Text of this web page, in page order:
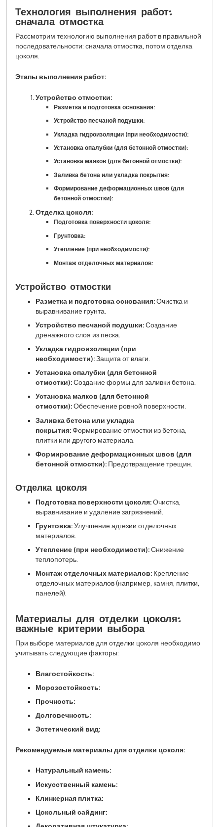
Технология выполнения работ:
сначала отмостка
Рассмотрим технологию выполнения работ в правильной
последовательности: сначала отмостка, потом отделка
цоколя.
Этапы выполнения работ:
Устройство отмостки:
Разметка и подготовка основания:
Устройство песчаной подушки:
Укладка гидроизоляции (при необходимости):
Установка опалубки (для бетонной отмостки):
Установка маяков (для бетонной отмостки):
Заливка бетона или укладка покрытия:
Формирование деформационных швов (для
бетонной отмостки):
Отделка цоколя:
Подготовка поверхности цоколя:
Грунтовка:
Утепление (при необходимости):
Монтаж отделочных материалов:
Устройство отмостки
Разметка и подготовка основания:Очистка и
выравнивание грунта.
Устройство песчаной подушки:Создание
дренажного слоя из песка.
Укладка гидроизоляции (при
необходимости):Защита от влаги.
Установка опалубки (для бетонной
отмостки):Создание формы для заливки бетона.
Установка маяков (для бетонной
отмостки):Обеспечение ровной поверхности.
Заливка бетона или укладка
покрытия:Формирование отмостки из бетона,
плитки или другого материала.
Формирование деформационных швов (для
бетонной отмостки):Предотвращение трещин.
Отделка цоколя
Подготовка поверхности цоколя:Очистка,
выравнивание и удаление загрязнений.
Грунтовка:Улучшение адгезии отделочных
материалов.
Утепление (при необходимости):Снижение
теплопотерь.
Монтаж отделочных материалов:Крепление
отделочных материалов (например, камня, плитки,
панелей).
Материалы для отделки цоколя:
важные критерии выбора
При выборе материалов для отделки цоколя необходимо
учитывать следующие факторы:
Влагостойкость:
Морозостойкость:
Прочность:
Долговечность:
Эстетический вид:
Рекомендуемые материалы для отделки цоколя:
Натуральный камень:
Искусственный камень:
Клинкерная плитка:
Цокольный сайдинг: